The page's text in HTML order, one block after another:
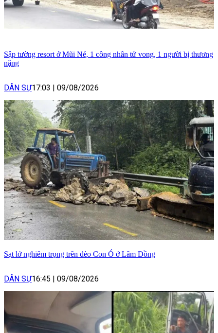
Sập tường resort ở Mũi Né, 1 công nhân tử vong, 1 người bị thương
nặng
DÂN SỰ17:03 09/08/2026
Sạt lở nghiêm trọng trên đèo Con Ó ở Lâm Đồng
DÂN SỰ16:45 09/08/2026